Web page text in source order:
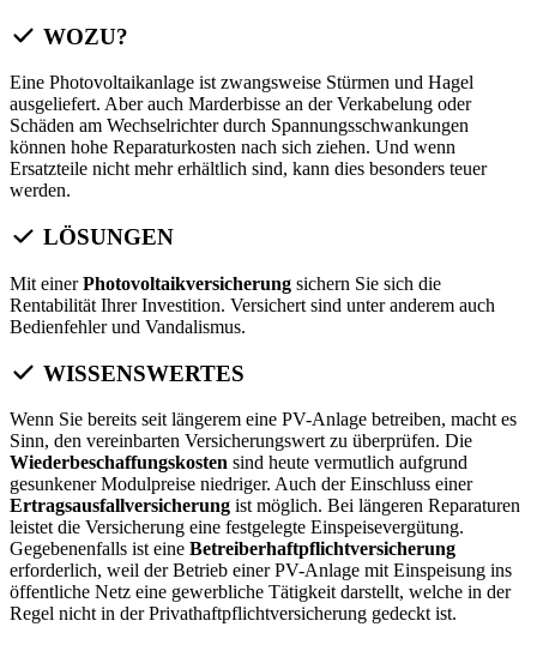
WOZU?
Eine Photovoltaikanlage ist zwangsweise Stürmen und Hagel
ausgeliefert. Aber auch Marderbisse an der Verkabelung oder
Schäden am Wechselrichter durch Spannungsschwankungen
können hohe Reparaturkosten nach sich ziehen. Und wenn
Ersatzteile nicht mehr erhältlich sind, kann dies besonders teuer
werden.
LÖSUNGEN
Mit einerPhotovoltaikversicherung sichern Sie sich die
Rentabilität Ihrer Investition. Versichert sind unter anderem auch
Bedienfehler und Vandalismus.
WISSENSWERTES
Wenn Sie bereits seit längerem eine PV-Anlage betreiben, macht es
Sinn, den vereinbarten Versicherungswert zu überprüfen. Die
Wiederbeschaffungskosten sind heute vermutlich aufgrund
gesunkener Modulpreise niedriger. Auch der Einschluss einer
Ertragsausfallversicherung ist möglich. Bei längeren Reparaturen
leistet die Versicherung eine festgelegte Einspeisevergütung.
Gegebenenfalls ist eine Betreiberhaftpflichtversicherung
erforderlich, weil der Betrieb einer PV-Anlage mit Einspeisung ins
öffentliche Netz eine gewerbliche Tätigkeit darstellt, welche in der
Regel nicht in der Privathaftpflichtversicherung gedeckt ist.